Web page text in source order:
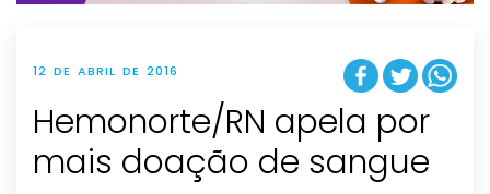
12 DE ABRIL DE 2016
Hemonorte/RN apela por
mais doação de sangue